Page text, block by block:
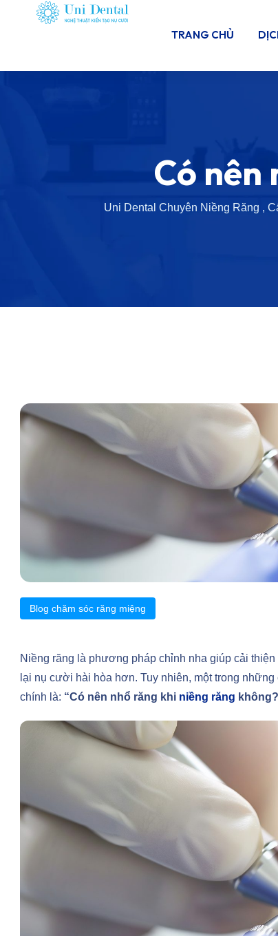
TRANG CHỦ
Có
Uni Dental Chuyên Niềng Răng ,
Blog chăm sóc răng miệng
Niềng răng là phương pháp chỉnh nha giúp cải
lại nụ cười hài hòa hơn. Tuy nhiên, một trong
chính là: “Có nên nhổ răng khi niềng răng